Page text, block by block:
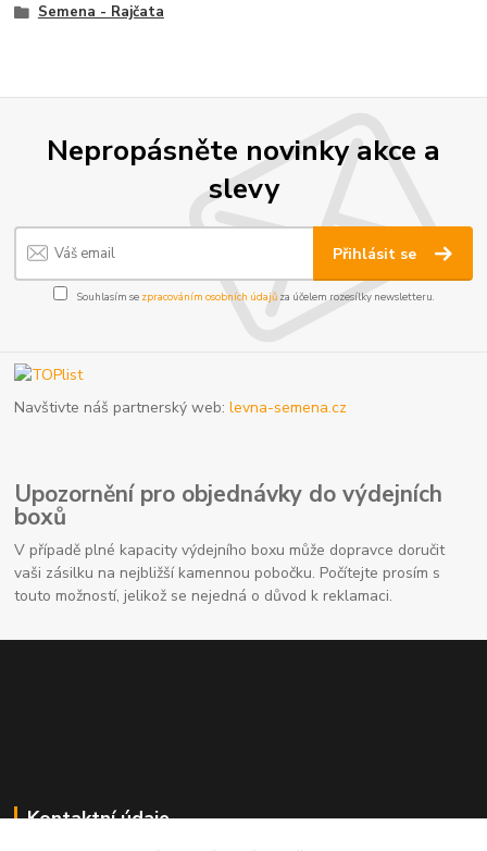
Semena - Rajčata
Nepropásněte novinky akce a
slevy
Přihlásit se
Souhlasím se zpracováním osobních údajůza účelem rozesílky newsletteru.
Navštivte náš partnerský web:levna-semena.cz
Upozornění pro objednávky do výdejních
boxů
V případě plné kapacity výdejního boxu může dopravce doručit
vaši zásilku na nejbližší kamennou pobočku. Počítejte prosím s
touto možností, jelikož se nejedná o důvod k reklamaci.
Kontaktní údaje